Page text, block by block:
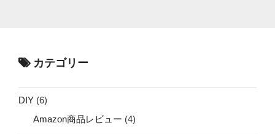
カテゴリー
DIY (6)
Amazon商品レビュー (4)